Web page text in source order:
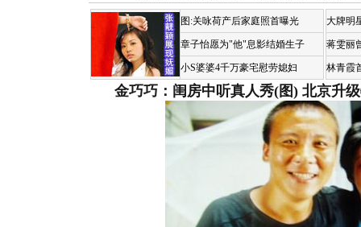
图:关咏荷产后家庭照首曝光
章子怡愿为"他"息影结婚生子
小S婆婆4千万豪宅慰劳媳妇
大牌明
蒋雯丽
林青霞
金巧巧：闺房中听真人秀(图) 北京升